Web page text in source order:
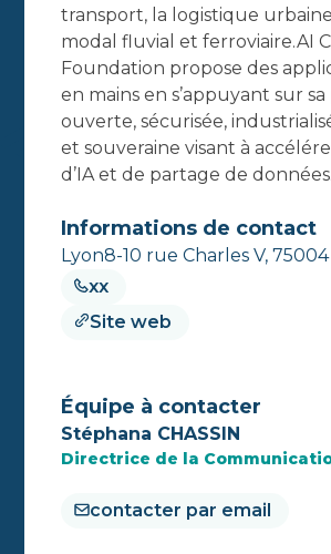
transport, la logistique
modal fluvial et ferroviaire.AI
Foundation propose des
en mains en s’appuyant sur
ouverte, sécurisée,
et souveraine visant à
d’IA et de partage de données.
Informations de contact
Lyon8-10 rue Charles V, 75004
xx
Site web
Équipe à contacter
Stéphana CHASSIN
Directrice de la
contacter par email